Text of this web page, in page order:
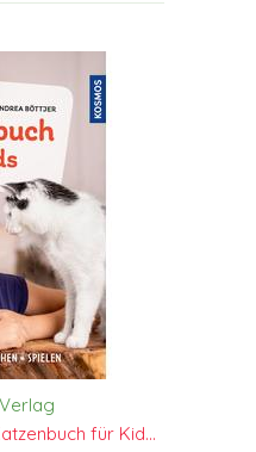
für Kid...